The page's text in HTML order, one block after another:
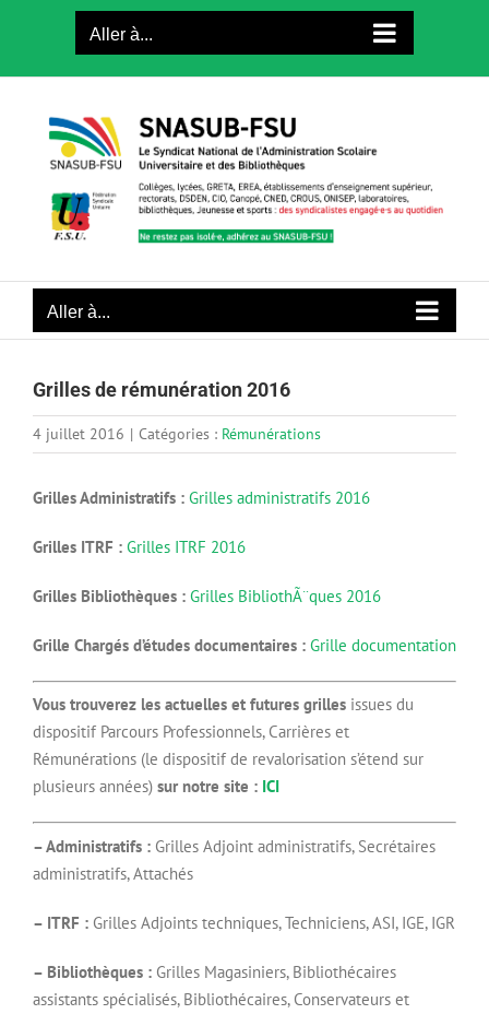
Aller à...
Aller à...
Grilles de rémunération 2016
4 juillet 2016 | Catégories : Rémunérations
Grilles Administratifs : Grilles administratifs 2016
Grilles ITRF : Grilles ITRF 2016
Grilles Bibliothèques : Grilles BibliothÃ¨ques 2016
Grille Chargés d’études documentaires : Grille documentation
Vous trouverez les actuelles et futures grilles issues du
dispositif Parcours Professionnels, Carrières et
Rémunérations (le dispositif de revalorisation s’étend sur
plusieurs années) sur notre site : ICI
– Administratifs : Grilles Adjoint administratifs, Secrétaires
administratifs, Attachés
– ITRF : Grilles Adjoints techniques, Techniciens, ASI, IGE, IGR
– Bibliothèques : Grilles Magasiniers, Bibliothécaires
assistants spécialisés, Bibliothécaires, Conservateurs et